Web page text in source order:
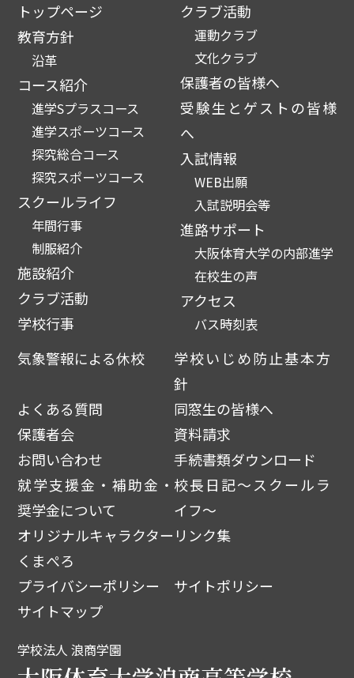
トップページ
教育方針
沿革
コース紹介
進学Sプラスコース
進学スポーツコース
探究総合コース
探究スポーツコース
スクールライフ
年間行事
制服紹介
施設紹介
クラブ活動
学校行事
クラブ活動
運動クラブ
文化クラブ
保護者の皆様へ
受験生とゲストの皆様
へ
入試情報
WEB出願
入試説明会等
進路サポート
大阪体育大学の内部進学
在校生の声
アクセス
バス時刻表
気象警報による休校
学校いじめ防止基本方
針
よくある質問
同窓生の皆様へ
保護者会
資料請求
お問い合わせ
手続書類ダウンロード
就学支援金・補助金・
奨学金について
校長日記～スクールラ
イフ～
オリジナルキャラクター
くまぺろ
リンク集
プライバシーポリシー
サイトポリシー
サイトマップ
学校法人 浪商学園